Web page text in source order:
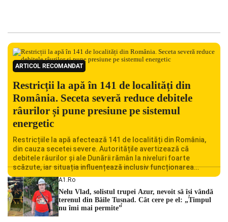
ARTICOL RECOMANDAT
Restricții la apă în 141 de localități din
România. Seceta severă reduce debitele
râurilor și pune presiune pe sistemul
energetic
Restricțiile la apă afectează 141 de localități din România,
din cauza secetei severe. Autoritățile avertizează că
debitele râurilor și ale Dunării rămân la niveluri foarte
scăzute, iar situația influențează inclusiv funcționarea
Centralei Nucleare de la Cernavodă. România se confruntă
cu una dintre cele mai dificile perioade din punct de vedere
hidrologic din ultimii ani. Lipsa […]
A1.ro
Nelu Vlad, solistul trupei Azur, nevoit să își vândă
terenul din Băile Tușnad. Cât cere pe el: „Timpul
nu îmi mai permite”